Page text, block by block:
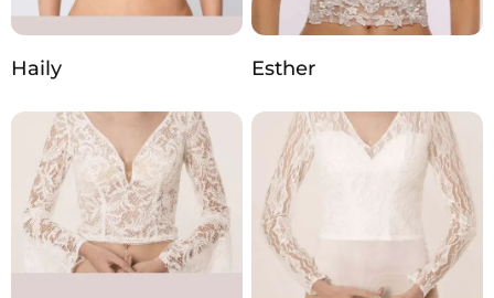
Haily Esther